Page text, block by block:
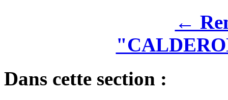
←
Dans cette section :